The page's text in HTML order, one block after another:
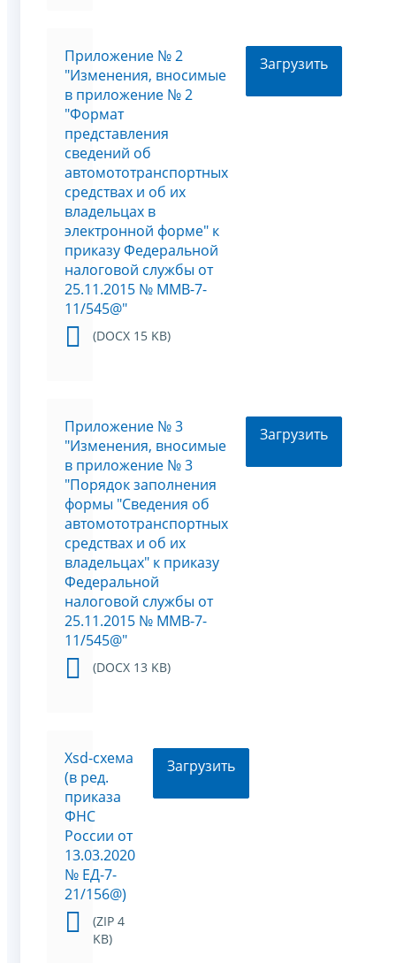
Приложение № 2
"Изменения, вносимые
в приложение № 2
"Формат
представления
сведений об
автомототранспортных
средствах и об их
владельцах в
электронной форме" к
приказу Федеральной
налоговой службы от
25.11.2015 № ММВ-7-
11/545@"
(DOCX 15 KB)
Загрузить
Приложение № 3
"Изменения, вносимые
в приложение № 3
"Порядок заполнения
формы "Сведения об
автомототранспортных
средствах и об их
владельцах" к приказу
Федеральной
налоговой службы от
25.11.2015 № ММВ-7-
11/545@"
(DOCX 13 KB)
Загрузить
Xsd-схема
(в ред.
приказа
ФНС
России от
13.03.2020
№ ЕД-7-
21/156@)
(ZIP 4
KB)
Загрузить